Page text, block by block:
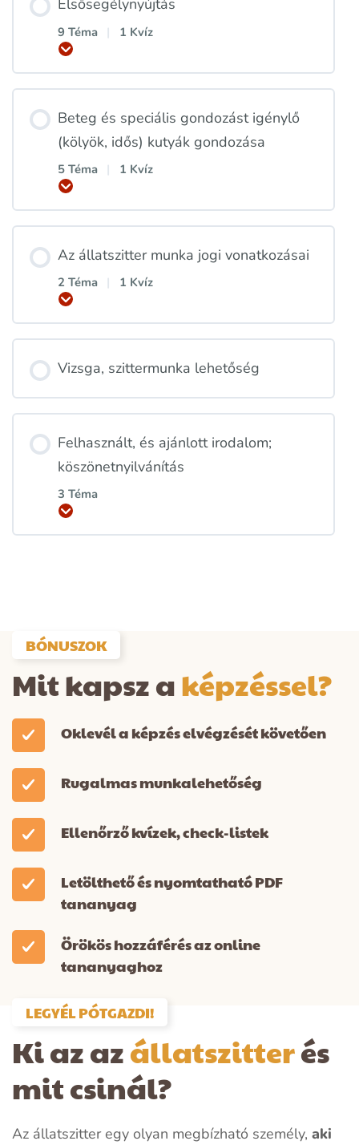
Elsősegélynyújtás
9 Téma | 1 Kvíz
Beteg és speciális gondozást igénylő
(kölyök, idős) kutyák gondozása
5 Téma | 1 Kvíz
Az állatszitter munka jogi vonatkozásai
2 Téma | 1 Kvíz
Vizsga, szittermunka lehetőség
Felhasznált, és ajánlott irodalom;
köszönetnyilvánítás
3 Téma
BÓNUSZOK
Mit kapsz aképzéssel?
Oklevél a képzés elvégzését követően
Rugalmas munkalehetőség
Ellenőrző kvízek, check-listek
Letölthető és nyomtatható PDF
tananyag
Örökös hozzáférés az online
tananyaghoz
LEGYÉL PÓTGAZDI!
Ki az azállatszitterés
mit csinál?
Az állatszitter egy olyan megbízható személy, aki